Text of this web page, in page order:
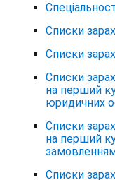
Списки
Списки
Списки
на перший
юридичних
Списки
на перший
Списки